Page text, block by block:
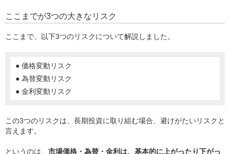
ここまでが3つの大きなリスク
ここまで、以下3つのリスクについて解説しました。
● 価格変動リスク
● 為替変動リスク
● 金利変動リスク
この3つのリスクは、長期投資に取り組む場合、避けがたいリスクと
言えます。
というのは、 市場価格・為替・金利は、基本的に上がったり下がっ